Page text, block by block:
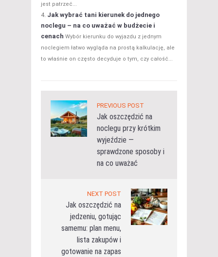
jest patrzeć...
Jak wybrać tani kierunek do jednego
noclegu – na co uważać w budżecie i
cenach Wybór kierunku do wyjazdu z jednym
noclegiem łatwo wygląda na prostą kalkulację, ale
to właśnie on często decyduje o tym, czy całość...
PREVIOUS POST
Jak oszczędzić na
noclegu przy krótkim
wyjeździe —
sprawdzone sposoby i
na co uważać
NEXT POST
Jak oszczędzić na
jedzeniu, gotując
samemu: plan menu,
lista zakupów i
gotowanie na zapas